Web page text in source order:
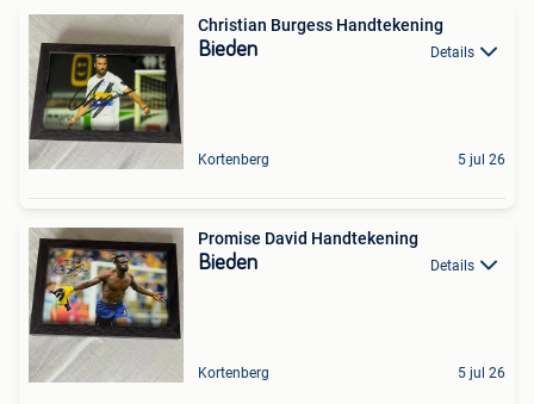
Christian Burgess Handtekening
Bieden Details
Kortenberg 5 jul 26
Promise David Handtekening
Bieden Details
Kortenberg 5 jul 26